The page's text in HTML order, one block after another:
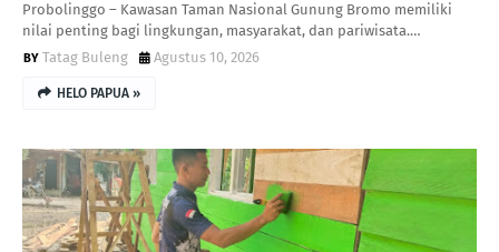
Probolinggo – Kawasan Taman Nasional Gunung Bromo memiliki
nilai penting bagi lingkungan, masyarakat, dan pariwisata.…
Tatag Buleng
Agustus 10, 2026
HELO PAPUA »